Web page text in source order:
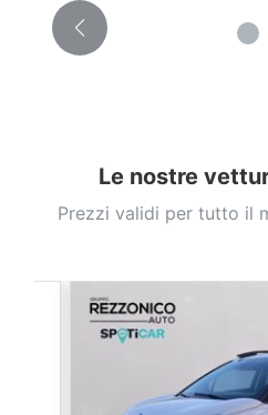
Le nostre
Prezzi validi per tutto il